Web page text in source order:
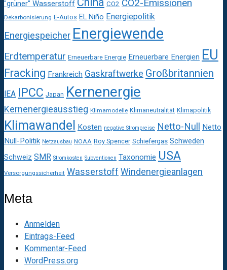
"grüner" Wasserstoff CO2 CO2-Emissionen
Dekarbonisierung E-Autos EL Niño Energiepolitik
Energiespeicher Energiewende
Erdtemperatur Erneuerbare Energie Erneuerbare Energien EU
Fracking Frankreich Gaskraftwerke Großbritannien
IEA IPCC Japan Kernenergie
Kernenergieausstieg Klimamodelle Klimaneutralität Klimapolitik
Klimawandel Kosten negative Strompreise Netto-Null
Netto
Null-Politik Netzausbau NOAA Roy Spencer Schiefergas Schweden
Schweiz SMR Stromkosten Subventionen Taxonomie USA
Versorgungssicherheit Wasserstoff Windenergieanlagen
Meta
Anmelden
Eintrags-Feed
Kommentar-Feed
WordPress.org